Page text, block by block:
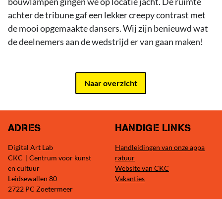
achter de tribune gaf een lekker creepy contrast met
de mooi opgemaakte dansers. Wij zijn benieuwd wat
de deelnemers aan de wedstrijd er van gaan maken!
Naar overzicht
ADRES
Digital Art Lab
CKC | Centrum voor kunst
en cultuur
Leidsewallen 80
2722 PC Zoetermeer
HANDIGE LINKS
Handleidingen van onze appa
ratuur
Website van CKC
Vakanties